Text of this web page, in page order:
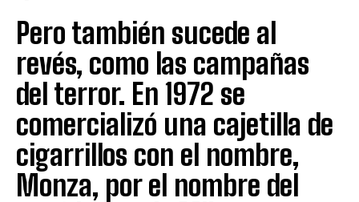
Pero también sucede al
revés, como las campañas
del terror. En 1972 se
comercializó una cajetilla de
cigarrillos con el nombre,
Monza, por el nombre del